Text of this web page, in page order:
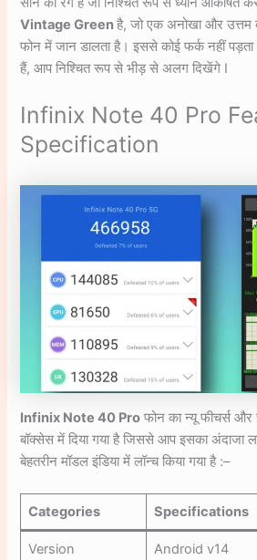
Vintage Greenहै, जो एक अनोखा और उत्तम
फोन में जान डालता है। इससे कोई फर्क नहीं
हैं, आप निश्चित रूप से भीड़ से अलग दिखेंगे I
Infinix Note 40 Pro
Specification
Infinix Note 40 Pro फोन का न्यू फीचर्स
बॉक्सेस में दिया गया है जिससे आप इसका अंदाजा
बेहतरीन मॉडल इंडिया में लॉन्च किया गया है :–
Categories Specifications
Version Android v14